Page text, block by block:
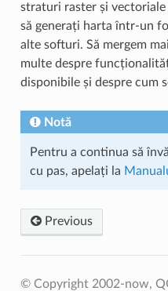
straturi raster și vectoriale
să generați harta într-un
alte softuri. Să mergem
multe despre
disponibile și despre cum
Notă
Pentru a continua să
cu pas, apelați la
Previous
© Copyright 2002-now,